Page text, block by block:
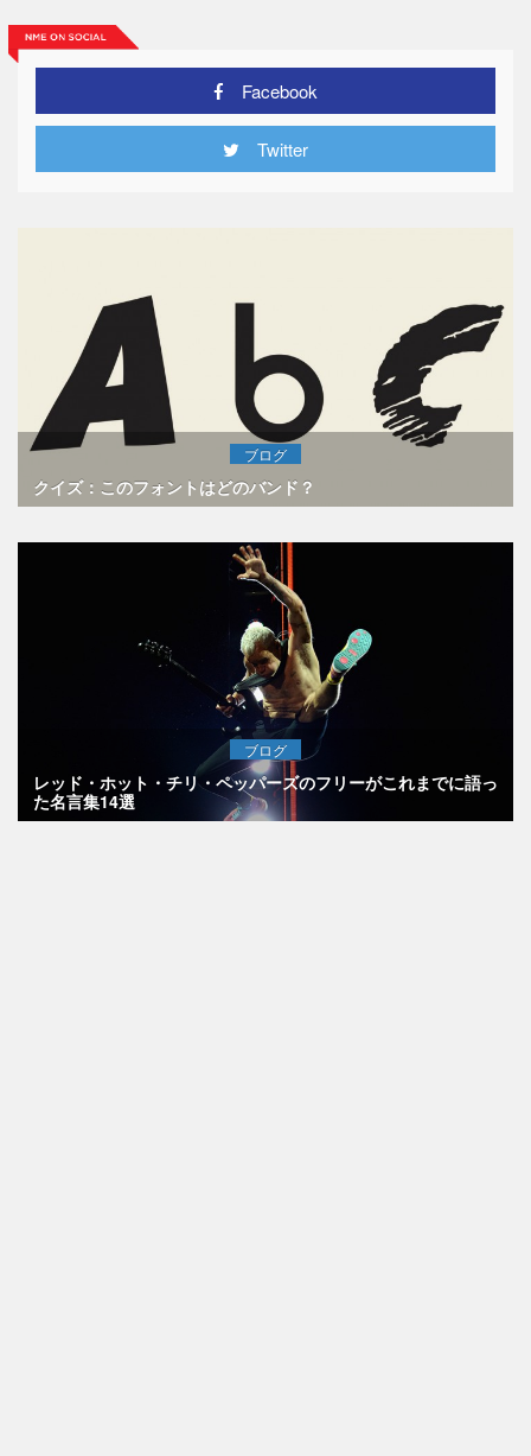
Facebook
Twitter
ブログ
クイズ：このフォントはどのバンド？
ブログ
レッド・ホット・チリ・ペッパーズのフリーがこれまでに語っ
た名言集14選